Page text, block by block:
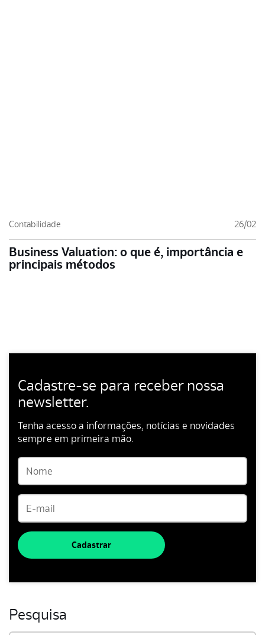
Contabilidade 26/02
Business Valuation: o que é, importância e
principais métodos
Cadastre-se para receber nossa
newsletter.
Tenha acesso a informações, notícias e novidades
sempre em primeira mão.
Cadastrar
Pesquisa